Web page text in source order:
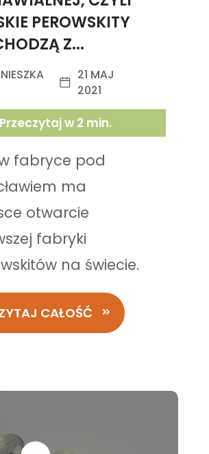
PEROWSKITY
Z...
21 MAJ
2021
Przeczytaj w 2 min.
fabryce pod
ma
otwarcie
fabryki
na świecie.
CAŁOŚĆ